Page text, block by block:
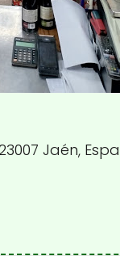
Jaén,